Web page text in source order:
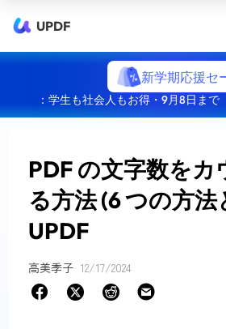
UPDF
新学期応援セ
：学生も社会人もお得・9月8日まで
PDF の文字数をカ
る方法 (6 つの方法
UPDF
高美季子 12/17/2024